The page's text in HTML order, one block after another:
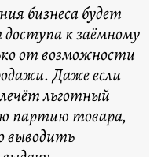
бизнеса будет
к заёмному
от возможности
Даже если
льготный
партию товара,
выводить